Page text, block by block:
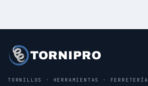
TORNIPRO
TORNILLOS · HERRAMIENTAS · FERRETERÍA